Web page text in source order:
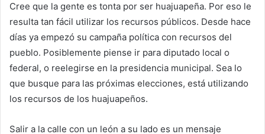
Cree que la gente es tonta por ser huajuapeña. Por eso le
resulta tan fácil utilizar los recursos públicos. Desde hace
días ya empezó su campaña política con recursos del
pueblo. Posiblemente piense ir para diputado local o
federal, o reelegirse en la presidencia municipal. Sea lo
que busque para las próximas elecciones, está utilizando
los recursos de los huajuapeños.
Salir a la calle con un león a su lado es un mensaje